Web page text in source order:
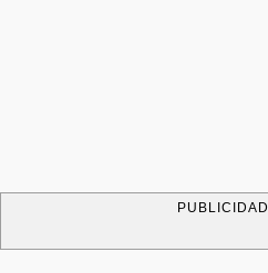
PUBLICIDAD